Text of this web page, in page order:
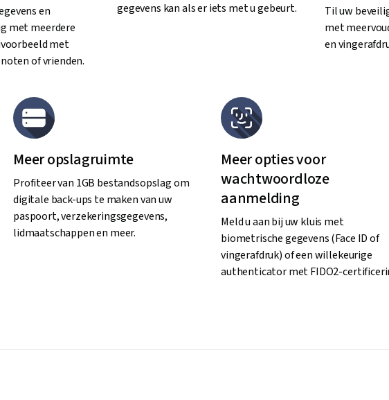
en
met meerdere
met
of vrienden.
gegevens kan als er iets met u gebeurt.
Til uw
met
en
Meer opslagruimte
Profiteer van 1GB bestandsopslag om
digitale back-ups te maken van uw
paspoort, verzekeringsgegevens,
lidmaatschappen en meer.
Meer opties voor
wachtwoordloze
aanmelding
Meld u aan bij uw kluis met
biometrische gegevens (Face ID of
vingerafdruk) of een willekeurige
authenticator met FIDO2-